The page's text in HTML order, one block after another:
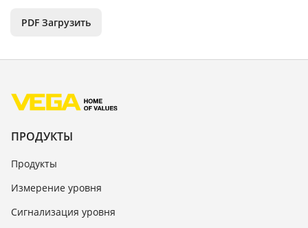
PDF Загрузить
ПРОДУКТЫ
Продукты
Измерение уровня
Сигнализация уровня